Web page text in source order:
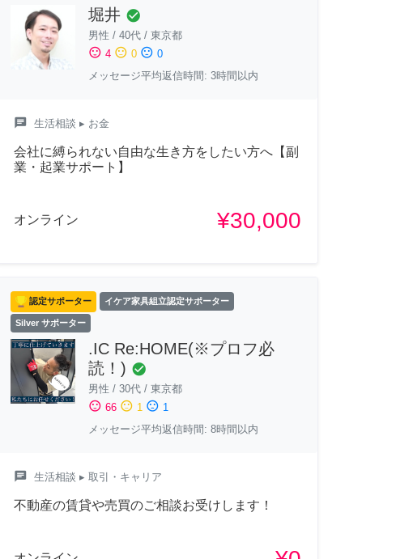
堀井 check_circle
男性 / 40代/ 東京都
sentiment_satisfied 4 sentiment_neutral 0 sentiment_dissatisfied 0
メッセージ平均返信時間: 3時間以内
chat 生活相談 ▸ お金
会社に縛られない自由な生き方をしたい方へ【副
業・起業サポート】
オンライン ¥30,000
認定サポーター イケア家具組立認定サポーター
Silver サポーター
.IC Re:HOME(※プロフ必
読！) check_circle
男性 / 30代/ 東京都
sentiment_satisfied 66 sentiment_neutral 1 sentiment_dissatisfied 1
メッセージ平均返信時間: 8時間以内
chat 生活相談 ▸ 取引・キャリア
不動産の賃貸や売買のご相談お受けします！